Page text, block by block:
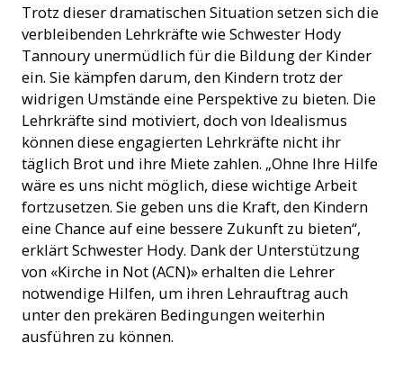
Trotz dieser dramatischen Situation setzen sich die
verbleibenden Lehrkräfte wie Schwester Hody
Tannoury unermüdlich für die Bildung der Kinder
ein. Sie kämpfen darum, den Kindern trotz der
widrigen Umstände eine Perspektive zu bieten. Die
Lehrkräfte sind motiviert, doch von Idealismus
können diese engagierten Lehrkräfte nicht ihr
täglich Brot und ihre Miete zahlen. „Ohne Ihre Hilfe
wäre es uns nicht möglich, diese wichtige Arbeit
fortzusetzen. Sie geben uns die Kraft, den Kindern
eine Chance auf eine bessere Zukunft zu bieten“,
erklärt Schwester Hody. Dank der Unterstützung
von «Kirche in Not (ACN)» erhalten die Lehrer
notwendige Hilfen, um ihren Lehrauftrag auch
unter den prekären Bedingungen weiterhin
ausführen zu können.